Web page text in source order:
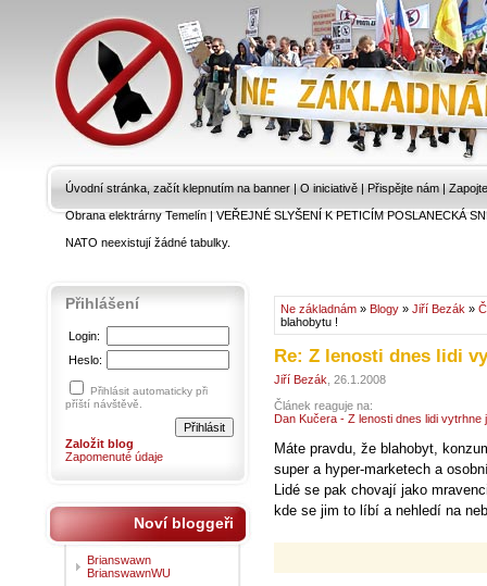
Úvodní stránka, začít klepnutím na banner | O iniciativě | Přispějte nám |
Obrana elektrárny Temelín|VEŘEJNÉ SLYŠENÍ K PETICÍM POSLANECKÁ
NATO neexistují žádné tabulky.
Ne základnám » Blogy » Jiří Bezák »
blahobytu !
Re: Z lenosti dnes lidi
Jiří Bezák , 26.1.2008
Článek reaguje na:
Dan Kučera - Z lenosti dnes lidi vytrhne
Máte pravdu, že blahobyt,
super a hyper-marketech a
Lidé se pak chovají jako
kde se jim to líbí a nehledí na
Přihlášení
Login:
Heslo:
Přihlásit automaticky při
příští návštěvě.
Založit blog
Zapomenuté údaje
Noví bloggeři
Brianswawn
BrianswawnWU